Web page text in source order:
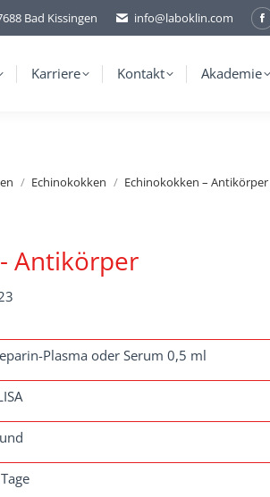
Bad Kissingen info@laboklin.com
Karriere Kontakt Akademie
Echinokokken Echinokokken – Antikörper
Antikörper
Plasma oder Serum 0,5 ml